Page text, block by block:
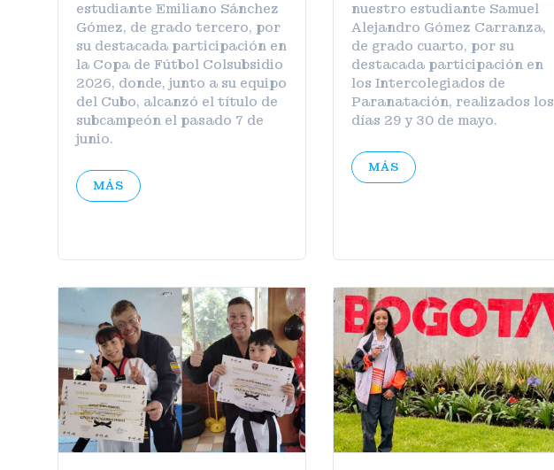
estudiante Emiliano Sánchez
Gómez, de grado tercero, por
su destacada participación en
la Copa de Fútbol Colsubsidio
2026, donde, junto a su equipo
del Cubo, alcanzó el título de
subcampeón el pasado 7 de
junio.
MÁS
nuestro estudiante Samuel
Alejandro Gómez Carranza,
de grado cuarto, por su
destacada participación en
los Intercolegiados de
Paranatación, realizados los
días 29 y 30 de mayo.
MÁS